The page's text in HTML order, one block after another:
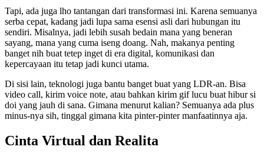
Tapi, ada juga lho tantangan dari transformasi ini. Karena semuanya
serba cepat, kadang jadi lupa sama esensi asli dari hubungan itu
sendiri. Misalnya, jadi lebih susah bedain mana yang beneran
sayang, mana yang cuma iseng doang. Nah, makanya penting
banget nih buat tetep inget di era digital, komunikasi dan
kepercayaan itu tetap jadi kunci utama.
Di sisi lain, teknologi juga bantu banget buat yang LDR-an. Bisa
video call, kirim voice note, atau bahkan kirim gif lucu buat hibur si
doi yang jauh di sana. Gimana menurut kalian? Semuanya ada plus
minus-nya sih, tinggal gimana kita pinter-pinter manfaatinnya aja.
Cinta Virtual dan Realita